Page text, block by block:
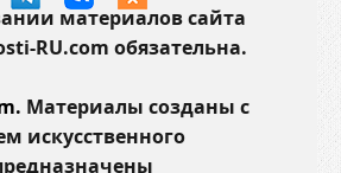
материалов сайта
RU.com обязательна.
Материалы созданы с
искусственного